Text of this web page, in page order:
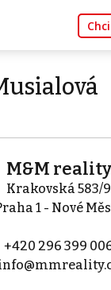
M&M reality
Krakovská 583/9
1 - Nové
+420 296 399